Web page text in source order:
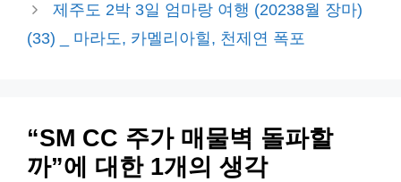
리
제주도 2박 3일 엄마랑 여행 (20238월 장마)
(33) _ 마라도, 카멜리아힐, 천제연 폭포
“SM CC 주가 매물벽 돌파할
까”에 대한 1개의 생각